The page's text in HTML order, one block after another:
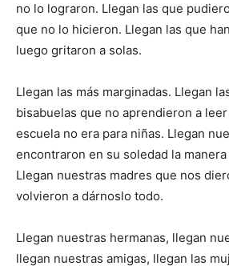
no lo lograron. Llegan las que
que no lo hicieron. Llegan las que
luego gritaron a solas.
Llegan las más marginadas. Llegan
bisabuelas que no aprendieron a
escuela no era para niñas. Llegan
encontraron en su soledad la
Llegan nuestras madres que nos
volvieron a dárnoslo todo.
Llegan nuestras hermanas, llegan
llegan nuestras amigas, llegan las